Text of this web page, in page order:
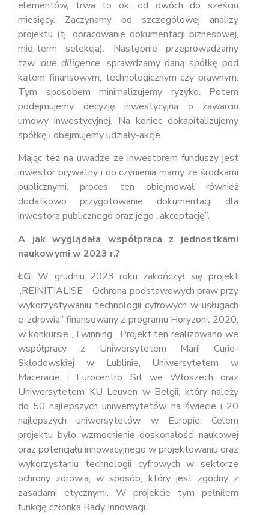
elementów, trwa to ok. od dwóch do sześciu
miesięcy. Zaczynamy od szczegółowej analizy
projektu (tj. opracowanie dokumentacji biznesowej,
mid-term selekcja). Następnie przeprowadzamy
tzw. due diligence, sprawdzamy daną spółkę pod
kątem finansowym, technologicznym czy prawnym.
Tym sposobem minimalizujemy ryzyko. Potem
podejmujemy decyzję inwestycyjną o zawarciu
umowy inwestycyjnej. Na koniec dokapitalizujemy
spółkę i obejmujemy udziały-akcje.
Mając tez na uwadze ze inwestorem funduszy jest
inwestor prywatny i do czynienia mamy ze środkami
publicznymi, proces ten obiejmował również
dodatkowo przygotowanie dokumentacji dla
inwestora publicznego oraz jego „akceptację”.
A jak wyglądała współpraca z jednostkami
naukowymi w 2023 r.?
ŁG: W grudniu 2023 roku zakończył się projekt
„REINITIALISE – Ochrona podstawowych praw przy
wykorzystywaniu technologii cyfrowych w usługach
e-zdrowia” finansowany z programu Horyzont 2020,
w konkursie „Twinning”. Projekt ten realizowano we
współpracy z Uniwersytetem Marii Curie-
Skłodowskiej w Lublinie, Uniwersytetem w
Maceracie i Eurocentro Srl we Włoszech oraz
Uniwersytetem KU Leuven w Belgii, który należy
do 50 najlepszych uniwersytetów na świecie i 20
najlepszych uniwersytetów w Europie. Celem
projektu było wzmocnienie doskonałości naukowej
oraz potencjału innowacyjnego w projektowaniu oraz
wykorzystaniu technologii cyfrowych w sektorze
ochrony zdrowia, w sposób, który jest zgodny z
zasadami etycznymi. W projekcie tym pełniłem
funkcję członka Rady Innowacji.